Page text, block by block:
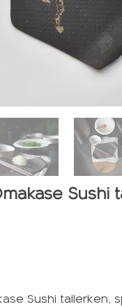
Sushi
Sushi tallerken,